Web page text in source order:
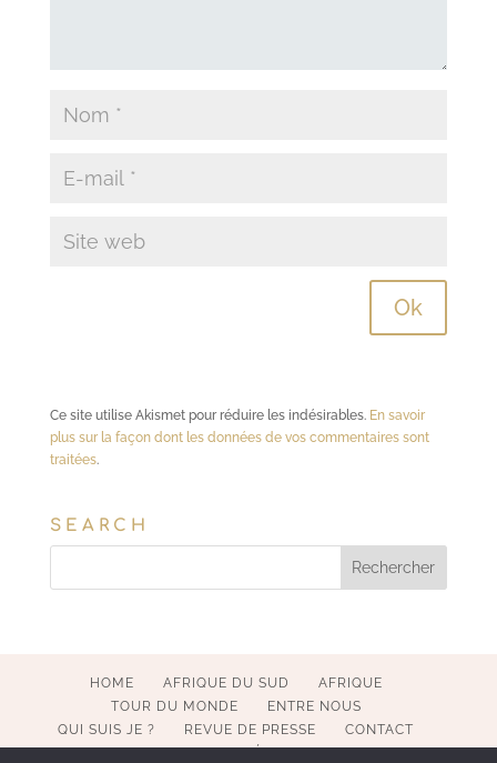
Ce site utilise Akismet pour réduire les indésirables. En savoir
plus sur la façon dont les données de vos commentaires sont
traitées.
SEARCH
HOME AFRIQUE DU SUD
AFRIQUE
TOUR DU MONDE
ENTRE NOUS
QUI SUIS JE ?
REVUE DE PRESSE
CONTACT